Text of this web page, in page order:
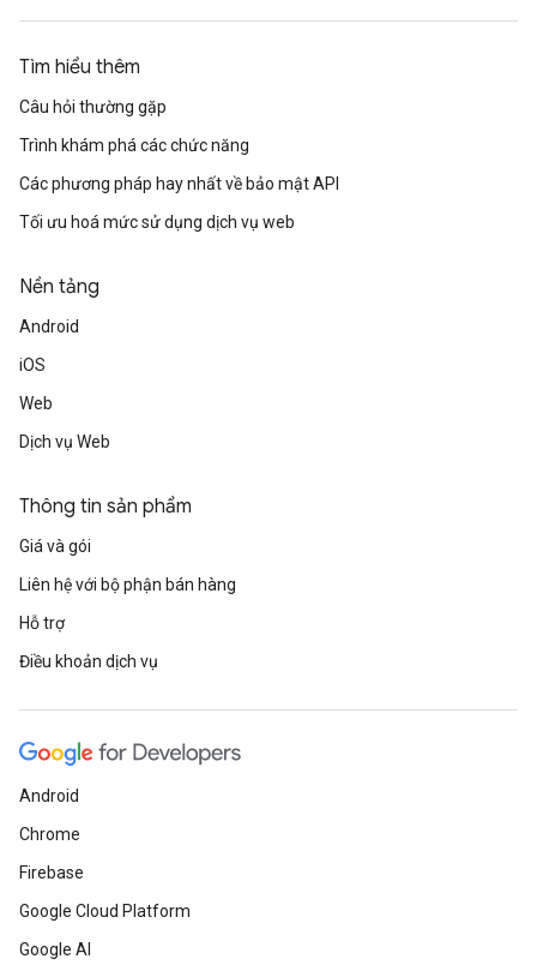
Tìm hiểu thêm
Câu hỏi thường gặp
Trình khám phá các chức năng
Các phương pháp hay nhất về bảo mật API
Tối ưu hoá mức sử dụng dịch vụ web
Nền tảng
Android
iOS
Web
Dịch vụ Web
Thông tin sản phẩm
Giá và gói
Liên hệ với bộ phận bán hàng
Hỗ trợ
Điều khoản dịch vụ
Android
Chrome
Firebase
Google Cloud Platform
Google AI